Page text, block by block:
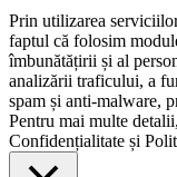
Prin utilizarea
faptul că folosim
îmbunătățirii și al
analizării traficului, a
spam și anti-malware,
Pentru mai multe
Confidențialitate și